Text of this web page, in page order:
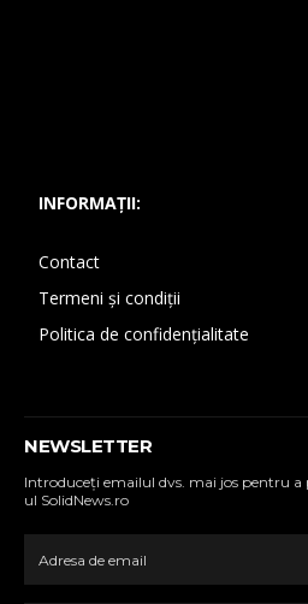
INFORMAȚII:
Contact
Termeni și condiții
Politica de confidențialitate
NEWSLETTER
Introduceţi emailul dvs. mai jos pentru
ul SolidNews.ro